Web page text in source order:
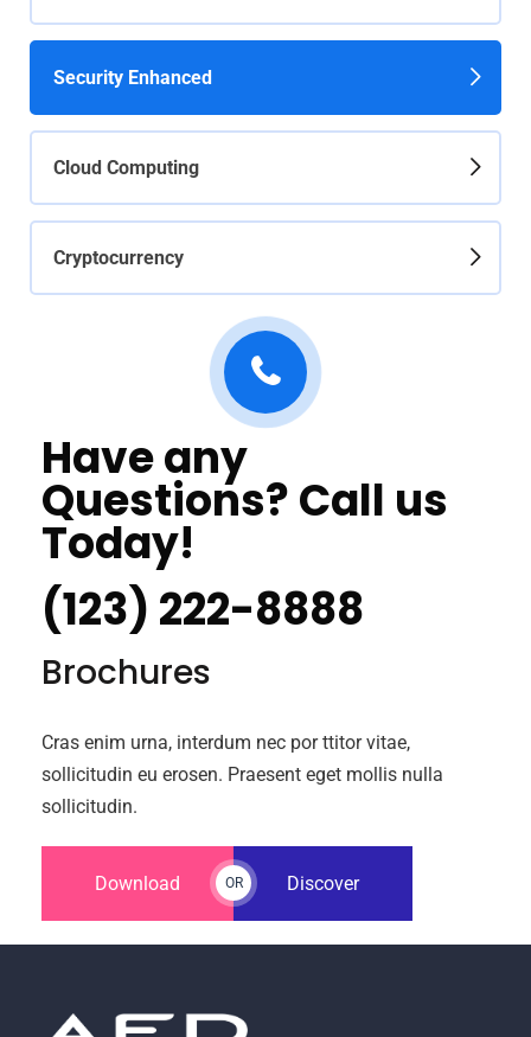
Security Enhanced
Cloud Computing
Cryptocurrency
Have any
Questions? Call us
Today!
(123) 222-8888
Brochures
Cras enim urna, interdum nec por ttitor vitae,
sollicitudin eu erosen. Praesent eget mollis nulla
sollicitudin.
Download OR Discover